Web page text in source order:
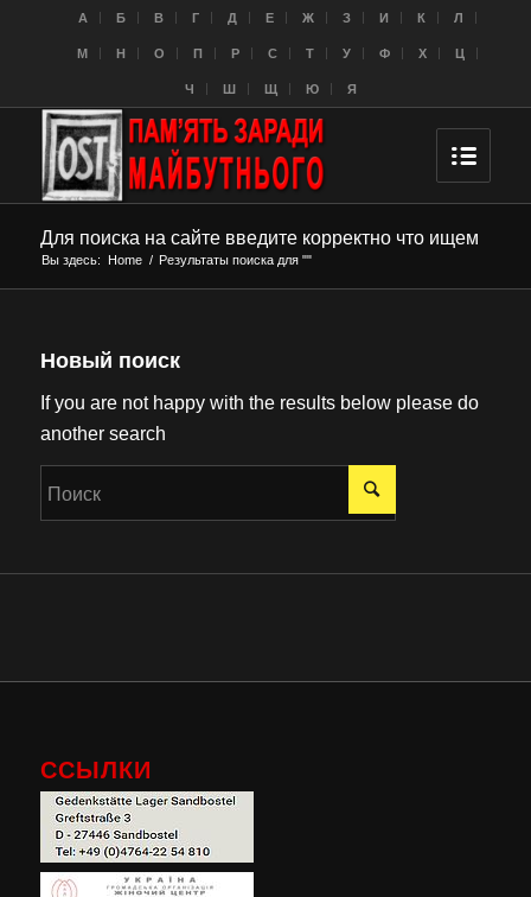
A Б В Г Д Е Ж З И К Л
M Н О П Р С Т У Ф Х Ц
Ч Ш Щ Ю Я
Для поиска на сайте введите корректно что ищем
Вы здесь: Home / Результаты поиска для ""
Новый поиск
If you are not happy with the results below please do
another search
ССЫЛКИ